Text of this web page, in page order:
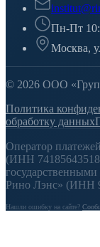
Пн-Пт
Москва,
© 2026 ООО
Политика
обработку данных
Оператор
(ИНН
Рино Лэнс» (ИНН
Нашли ошибку на сайте?